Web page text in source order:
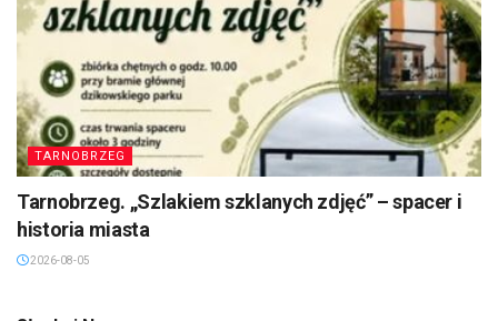
TARNOBRZEG
Tarnobrzeg. „Szlakiem szklanych zdjęć” – spacer i
historia miasta
2026-08-05